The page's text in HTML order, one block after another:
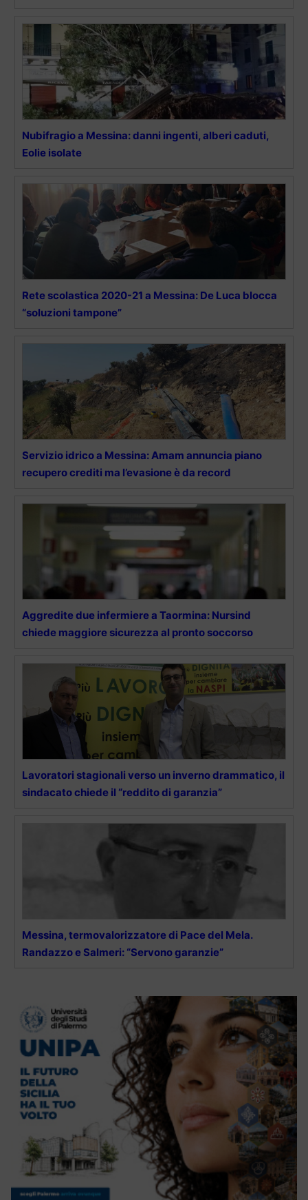
Nubifragio a Messina: danni ingenti, alberi caduti,
Eolie isolate
Rete scolastica 2020-21 a Messina: De Luca blocca
“soluzioni tampone”
Servizio idrico a Messina: Amam annuncia piano
recupero crediti ma l’evasione è da record
Aggredite due infermiere a Taormina: Nursind
chiede maggiore sicurezza al pronto soccorso
Lavoratori stagionali verso un inverno drammatico, il
sindacato chiede il “reddito di garanzia”
Messina, termovalorizzatore di Pace del Mela.
Randazzo e Salmeri: “Servono garanzie”